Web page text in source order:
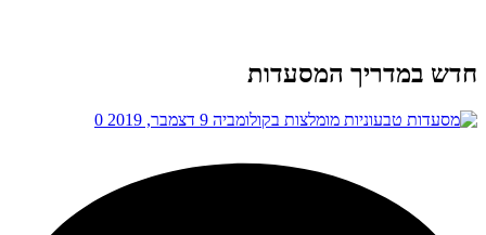
חדש במדריך המסעדות
9 דצמבר, 2019 0